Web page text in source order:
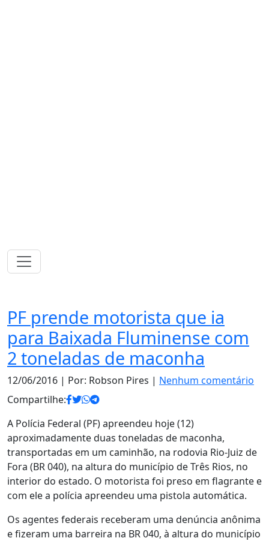
PF prende motorista que ia
para Baixada Fluminense com
2 toneladas de maconha
12/06/2016 | Por: Robson Pires | Nenhum comentário
Compartilhe:
A Polícia Federal (PF) apreendeu hoje (12)
aproximadamente duas toneladas de maconha,
transportadas em um caminhão, na rodovia Rio-Juiz de
Fora (BR 040), na altura do município de Três Rios, no
interior do estado. O motorista foi preso em flagrante e
com ele a polícia apreendeu uma pistola automática.
Os agentes federais receberam uma denúncia anônima
e fizeram uma barreira na BR 040, à altura do município